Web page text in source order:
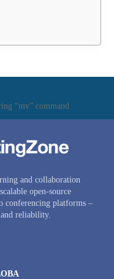
“mv” command
and collaboration
open-source
conferencing platforms –
reliability.